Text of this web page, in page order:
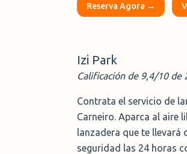
Reserva Agora →
Izi Park
Calificación de 9,4/10 de
Contrata el servicio de
Carneiro. Aparca al aire
lanzadera que te llevará
seguridad las 24 horas